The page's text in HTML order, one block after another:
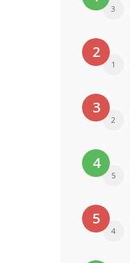
3
2
1
3
2
4
5
5
4